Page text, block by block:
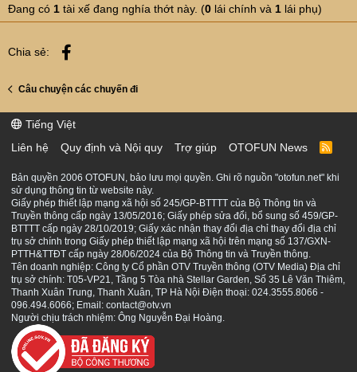
Đang có 1 tài xế đang nghía thớt này. (0 lái chính và 1 lái phụ)
Chia sẻ:
Câu chuyện các chuyến đi
Tiếng Việt
Liên hệ
Quy định và Nội quy Trợ giúp OTOFUN News
R
S
Bản quyền 2006 OTOFUN, bảo lưu mọi quyền. Ghi rõ nguồn "otofun.net" khi
sử dụng thông tin từ website này.
Giấy phép thiết lập mạng xã hội số 245/GP-BTTTT của Bộ Thông tin và
Truyền thông cấp ngày 13/05/2016; Giấy phép sửa đổi, bổ sung số 459/GP-
BTTTT cấp ngày 28/10/2019; Giấy xác nhận thay đổi địa chỉ thay đổi địa chỉ
trụ sở chính trong Giấy phép thiết lập mạng xã hội trên mạng số 137/GXN-
PTTH&TTĐT cấp ngày 28/06/2024 của Bộ Thông tin và Truyền thông.
Tên doanh nghiệp: Công ty Cổ phần OTV Truyền thông (OTV Media) Địa chỉ
trụ sở chính: T05-VP21, Tầng 5 Tòa nhà Stellar Garden, Số 35 Lê Văn Thiêm,
Thanh Xuân Trung, Thanh Xuân, TP Hà Nội Điện thoại: 024.3555.8066 -
096.494.6066; Email: contact@otv.vn
Người chịu trách nhiệm: Ông Nguyễn Đại Hoàng.